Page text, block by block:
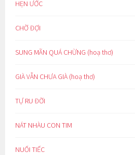
HẸN ƯỚC
CHỜ ĐỢI
SUNG MÃN QUÁ CHỪNG (hoạ thơ)
GIÀ VẪN CHƯA GIÀ (hoạ thơ)
TỰ RU ĐỜI
NÁT NHÀU CON TIM
NUỐI TIẾC